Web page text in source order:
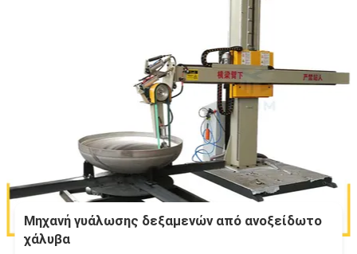
Μηχανή γυάλωσης δεξαμενών από ανοξείδωτο
χάλυβα